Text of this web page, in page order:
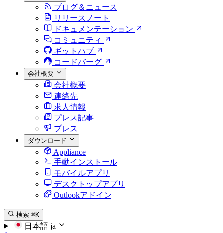
ブログ＆ニュース
リリースノート
ドキュメンテーション
コミュニティ
ギットハブ
コードバーグ
会社概要
会社概要
連絡先
求人情報
プレス記事
プレス
ダウンロード
Appliance
手動インストール
モバイルアプリ
デスクトップアプリ
Outlookアドイン
検索 ⌘K
日本語 ja